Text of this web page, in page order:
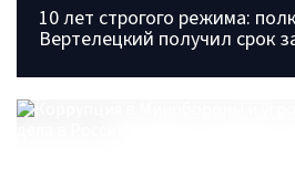
10 лет строгого режима:
Вертелецкий получил срок